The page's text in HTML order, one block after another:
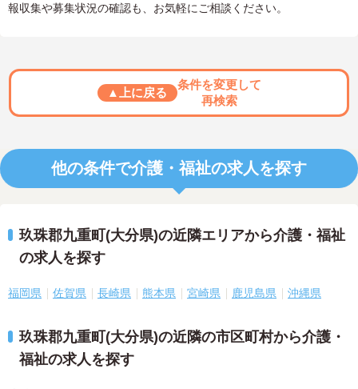
報収集や募集状況の確認も、お気軽にご相談ください。
▲上に戻る
条件を変更して
再検索
他の条件で介護・福祉の求人を探す
玖珠郡九重町(大分県)の近隣エリアから介護・福祉
の求人を探す
福岡県 佐賀県 長崎県 熊本県 宮崎県 鹿児島県 沖縄県
玖珠郡九重町(大分県)の近隣の市区町村から介護・
福祉の求人を探す